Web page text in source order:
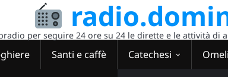
per seguire 24 ore su 24 le dirette e le attività di
Santi e caffè Catechesi